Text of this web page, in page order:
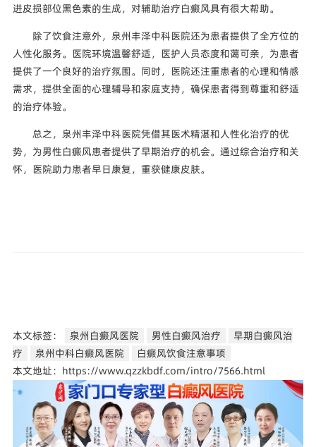
进皮损部位黑色素的生成，对辅助治疗白癜风具有很大帮助。
除了饮食注意外，泉州丰泽中科医院还为患者提供了全方位的
人性化服务。医院环境温馨舒适，医护人员态度和蔼可亲，为患者
提供了一个良好的治疗氛围。同时，医院还注重患者的心理和情感
需求，提供全面的心理辅导和家庭支持，确保患者得到尊重和舒适
的治疗体验。
总之，泉州丰泽中科医院凭借其医术精湛和人性化治疗的优
势，为男性白癜风患者提供了早期治疗的机会。通过综合治疗和关
怀，医院助力患者早日康复，重获健康皮肤。
本文标签： 泉州白癜风医院 男性白癜风治疗
早期白癜风治
疗
泉州中科白癜风医院
白癜风饮食注意事项
本文地址：https://www.qzzkbdf.com/intro/7566.html